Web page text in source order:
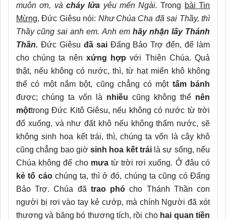
muôn ơn, và cháy lửa yêu mến Ngài.Trong bài Tin
Mừng, Đức Giêsu nói: Như Chúa Cha đã sai Thầy, thì
Thầy cũng sai anh em. Anh em hãy nhận lấy Thánh
Thần. Đức Giêsu đã saiĐấng Bảo Trợ đến, để làm
cho chúng ta nên xứng hợp với Thiên Chúa. Quả
thật, nếu không có nước, thì, từ hạt miến khô không
thể có một nắm bột, cũng chẳng có một tấm bánh
được; chúng ta vốn là nhiều cũng không thể nên
mộttrong Đức Kitô Giêsu, nếu không có nước từ trời
đổ xuống, và như đất khô nếu không thấm nước, sẽ
không sinh hoa kết trái, thì, chúng ta vốn là cây khô
cũng chẳng bao giờsinh hoa kết tráilà sự sống, nếu
Chúa không để cho mưatừ trời rơi xuống. Ở đâu có
kẻ tố cáochúng ta, thì ở đó, chúng ta cũng có Đấng
Bảo Trợ. Chúa đã trao phó cho Thánh Thần con
người bị rơi vào tay kẻ cướp, mà chính Người đã xót
thương và băng bó thương tích, rồi cho hai quan tiền